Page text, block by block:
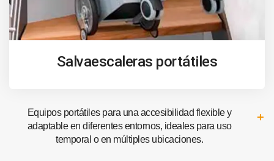
Salvaescaleras portátiles
Equipos portátiles para una accesibilidad flexible y
adaptable en diferentes entornos, ideales para uso
temporal o en múltiples ubicaciones.